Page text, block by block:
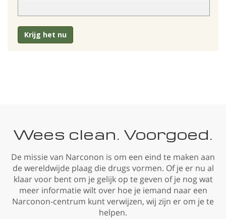
Krijg het nu
Wees clean. Voorgoed.
De missie van Narconon is om een eind te maken aan
de wereldwijde plaag die drugs vormen. Of je er nu al
klaar voor bent om je gelijk op te geven of je nog wat
meer informatie wilt over hoe je iemand naar een
Narconon-centrum kunt verwijzen, wij zijn er om je te
helpen.